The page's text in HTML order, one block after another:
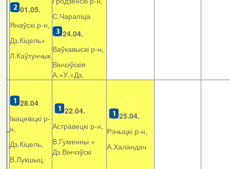
01.05.
Янаўскі р-н,
Дз.Кіцель+
Л.Каўтунчык
С.Чарапіца
24.04.
Ваўкавыскі р-н,
Вінчэўскія
А.+У.+Дз.
28.04
Івацевіцкі р-
н,
Дз.Кіцель,
В.Лукшыц,
22.04.
Астравецкі р-н,
В.Гуменны +
Дз.Вінчэўскі
25.04.
Рэчыцкі р-н,
А.Халандач